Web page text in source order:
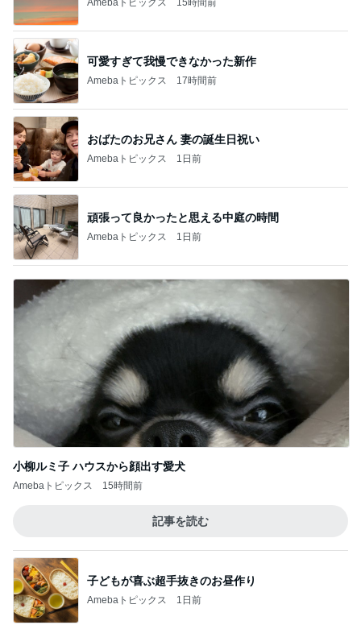
可愛すぎて我慢できなかった新作
Amebaトピックス 17時間前
おばたのお兄さん 妻の誕生日祝い
Amebaトピックス 1日前
頑張って良かったと思える中庭の時間
Amebaトピックス 1日前
小柳ルミ子 ハウスから顔出す愛犬
Amebaトピックス 15時間前
記事を読む
子どもが喜ぶ超手抜きのお昼作り
Amebaトピックス 1日前